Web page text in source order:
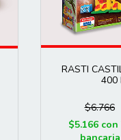
RASTI
400
$6.766
$5.166 con